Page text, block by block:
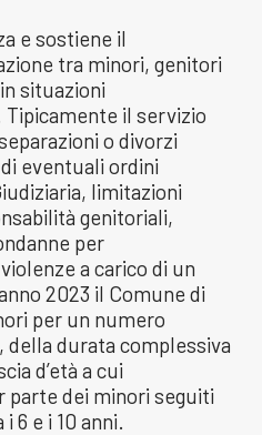
e sostiene il
tra minori, genitori
situazioni
il servizio
o divorzi
eventuali ordini
limitazioni
genitoriali,
per
a carico di un
2023 il Comune di
per un numero
durata complessiva
d’età a cui
parte dei minori seguiti
6 e i 10 anni.